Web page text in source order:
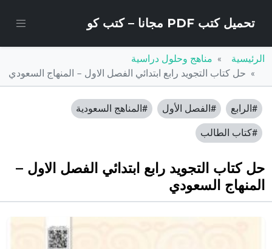
تحميل كتب PDF مجانا – كتب كو
الرئيسية
مناهج وحلول دراسية
حل كتاب التجويد رابع ابتدائي الفصل الاول – المنهاج السعودي
#الرابع #الفصل الأول #المناهج السعودية
#كتاب الطالب
حل كتاب التجويد رابع ابتدائي الفصل الاول –
المنهاج السعودي